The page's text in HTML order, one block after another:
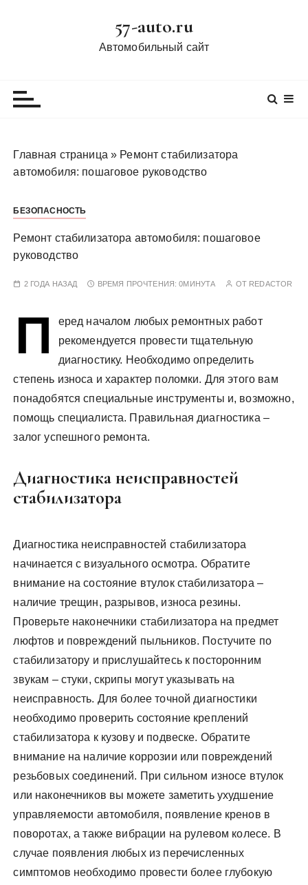
57-auto.ru
Автомобильный сайт
Главная страница » Ремонт стабилизатора
автомобиля: пошаговое руководство
БЕЗОПАСНОСТЬ
Ремонт стабилизатора автомобиля: пошаговое
руководство
2 ГОДА НАЗАД ВРЕМЯ ПРОЧТЕНИЯ:0МИНУТА ОТ REDACTOR
П
еред началом любых ремонтных работ
рекомендуется провести тщательную
диагностику. Необходимо определить
степень износа и характер поломки. Для этого вам
понадобятся специальные инструменты и, возможно,
помощь специалиста. Правильная диагностика –
залог успешного ремонта.
Диагностика неисправностей
стабилизатора
Диагностика неисправностей стабилизатора
начинается с визуального осмотра. Обратите
внимание на состояние втулок стабилизатора –
наличие трещин, разрывов, износа резины.
Проверьте наконечники стабилизатора на предмет
люфтов и повреждений пыльников. Постучите по
стабилизатору и прислушайтесь к посторонним
звукам – стуки, скрипы могут указывать на
неисправность. Для более точной диагностики
необходимо проверить состояние креплений
стабилизатора к кузову и подвеске. Обратите
внимание на наличие коррозии или повреждений
резьбовых соединений. При сильном износе втулок
или наконечников вы можете заметить ухудшение
управляемости автомобиля, появление кренов в
поворотах, а также вибрации на рулевом колесе. В
случае появления любых из перечисленных
симптомов необходимо провести более глубокую